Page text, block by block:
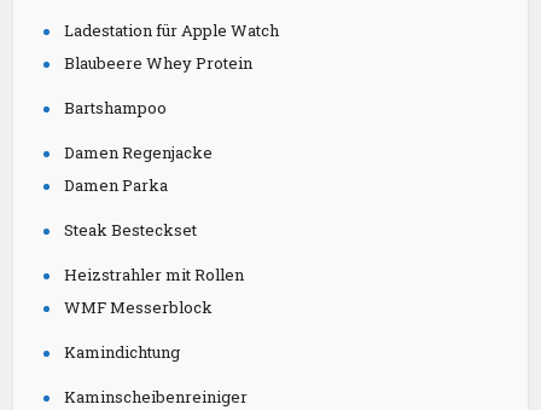
Ladestation für Apple Watch
Blaubeere Whey Protein
Bartshampoo
Damen Regenjacke
Damen Parka
Steak Besteckset
Heizstrahler mit Rollen
WMF Messerblock
Kamindichtung
Kaminscheibenreiniger